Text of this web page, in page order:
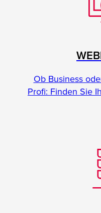
Ob Business
Profi: Finden Sie